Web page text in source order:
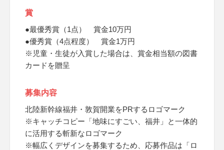
賞
●最優秀賞（1点） 賞金10万円
●優秀賞（4点程度） 賞金1万円
※児童・生徒が入賞した場合は、賞金相当額の図書
カードを贈呈
募集内容
北陸新幹線福井・敦賀開業をPRするロゴマーク
※キャッチコピー「地味にすごい、福井」と一体的
に活用する斬新なロゴマーク
※幅広くデザインを募集するため、応募作品は「ロ